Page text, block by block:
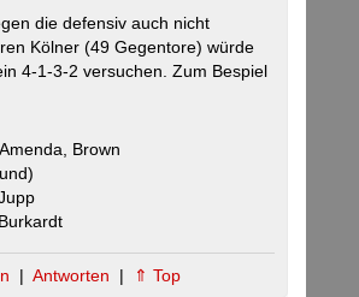
die defensiv auch nicht
Kölner (49 Gegentore) würde
4-1-3-2 versuchen. Zum Bespiel
Brown
| Antworten | ⇑ Top